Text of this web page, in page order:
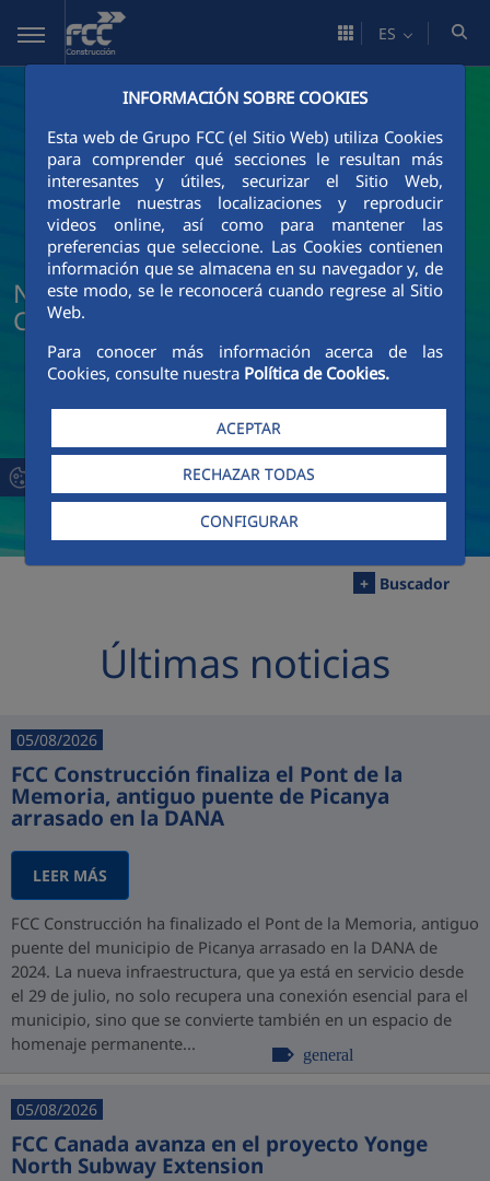
Saltar al contenido principal
INFORMACIÓN SOBRE COOKIES
Esta web de Grupo FCC (el Sitio Web) utiliza Cookies
para comprender qué secciones le resultan más
interesantes y útiles, securizar el Sitio Web,
mostrarle nuestras localizaciones y reproducir
videos online, así como para mantener las
preferencias que seleccione. Las Cookies contienen
información que se almacena en su navegador y, de
este modo, se le reconocerá cuando regrese al Sitio
Web.
Para conocer más información acerca de las
Cookies, consulte nuestra Política de Cookies.
ACEPTAR
RECHAZAR TODAS
CONFIGURAR
ES
Noticias y actualidad de FCC
Construcción
+ Buscador
Últimas noticias
05/08/2026
FCC Construcción finaliza el Pont de la
Memoria, antiguo puente de Picanya
arrasado en la DANA
LEER MÁS
FCC Construcción ha finalizado el Pont de la Memoria, antiguo
puente del municipio de Picanya arrasado en la DANA de
2024. La nueva infraestructura, que ya está en servicio desde
el 29 de julio, no solo recupera una conexión esencial para el
municipio, sino que se convierte también en un espacio de
homenaje permanente...
general
05/08/2026
FCC Canada avanza en el proyecto Yonge
North Subway Extension